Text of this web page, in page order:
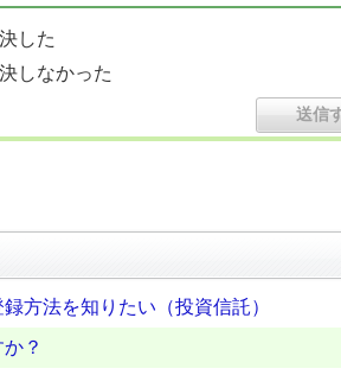
した
しなかった
方法を知りたい（投資信託）
？